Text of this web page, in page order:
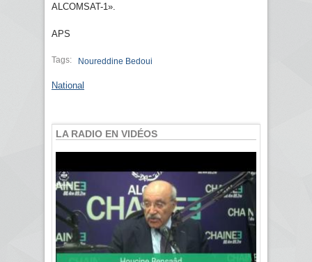
ALCOMSAT-1».
APS
Tags: Noureddine Bedoui
National
LA RADIO EN VIDÉOS